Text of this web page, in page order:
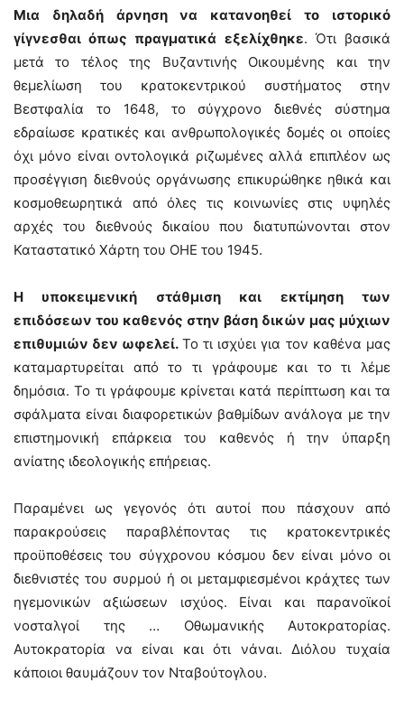
Μια δηλαδή άρνηση να κατανοηθεί το ιστορικό
γίγνεσθαι όπως πραγματικά εξελίχθηκε. Ότι βασικά
μετά το τέλος της Βυζαντινής Οικουμένης και την
θεμελίωση του κρατοκεντρικού συστήματος στην
Βεστφαλία το 1648, το σύγχρονο διεθνές σύστημα
εδραίωσε κρατικές και ανθρωπολογικές δομές οι οποίες
όχι μόνο είναι οντολογικά ριζωμένες αλλά επιπλέον ως
προσέγγιση διεθνούς οργάνωσης επικυρώθηκε ηθικά και
κοσμοθεωρητικά από όλες τις κοινωνίες στις υψηλές
αρχές του διεθνούς δικαίου που διατυπώνονται στον
Καταστατικό Χάρτη του ΟΗΕ του 1945.
Η υποκειμενική στάθμιση και εκτίμηση των
επιδόσεων του καθενός στην βάση δικών μας μύχιων
επιθυμιών δεν ωφελεί. Το τι ισχύει για τον καθένα μας
καταμαρτυρείται από το τι γράφουμε και το τι λέμε
δημόσια. Το τι γράφουμε κρίνεται κατά περίπτωση και τα
σφάλματα είναι διαφορετικών βαθμίδων ανάλογα με την
επιστημονική επάρκεια του καθενός ή την ύπαρξη
ανίατης ιδεολογικής επήρειας.
Παραμένει ως γεγονός ότι αυτοί που πάσχουν από
παρακρούσεις παραβλέποντας τις κρατοκεντρικές
προϋποθέσεις του σύγχρονου κόσμου δεν είναι μόνο οι
διεθνιστές του συρμού ή οι μεταμφιεσμένοι κράχτες των
ηγεμονικών αξιώσεων ισχύος. Είναι και παρανοϊκοί
νοσταλγοί της … Οθωμανικής Αυτοκρατορίας.
Αυτοκρατορία να είναι και ότι νάναι. Διόλου τυχαία
κάποιοι θαυμάζουν τον Νταβούτογλου.